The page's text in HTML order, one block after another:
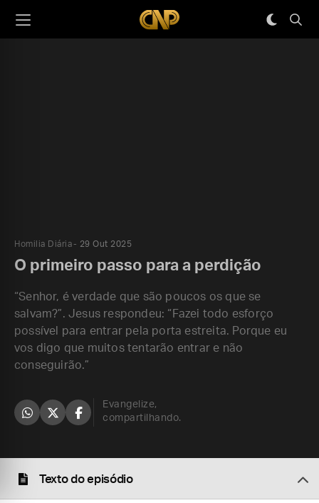
Homilia Diária 29 Out 2025
O primeiro passo para a perdição
“Senhor, é verdade que são poucos os que se
salvam?”. Jesus respondeu: “Fazei todo esforço
possível para entrar pela porta estreita. Porque eu
vos digo que muitos tentarão entrar e não
conseguirão.”
Evangelize,
compartilhando.
Texto do episódio